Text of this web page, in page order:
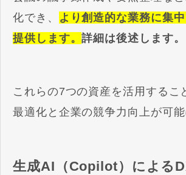
化でき、
より創造的な業務に集
提供します。詳細は後述します。
これらの7つの資産を活用するこ
最適化と企業の競争力向上が可能
生成AI（Copilot）による